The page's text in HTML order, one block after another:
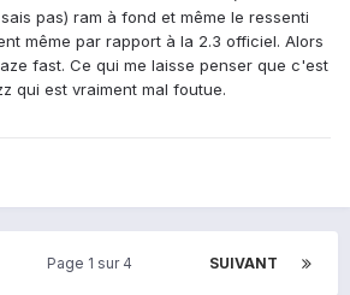
pas) ram à fond et même le ressenti
même par rapport à la 2.3 officiel. Alors
fast. Ce qui me laisse penser que c'est
qui est vraiment mal foutue.
SUIVANT
Page 1 sur 4